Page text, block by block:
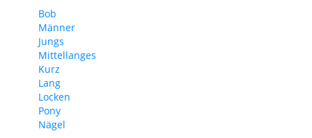
Bob
Männer
Jungs
Mittellanges
Kurz
Lang
Locken
Pony
Nägel